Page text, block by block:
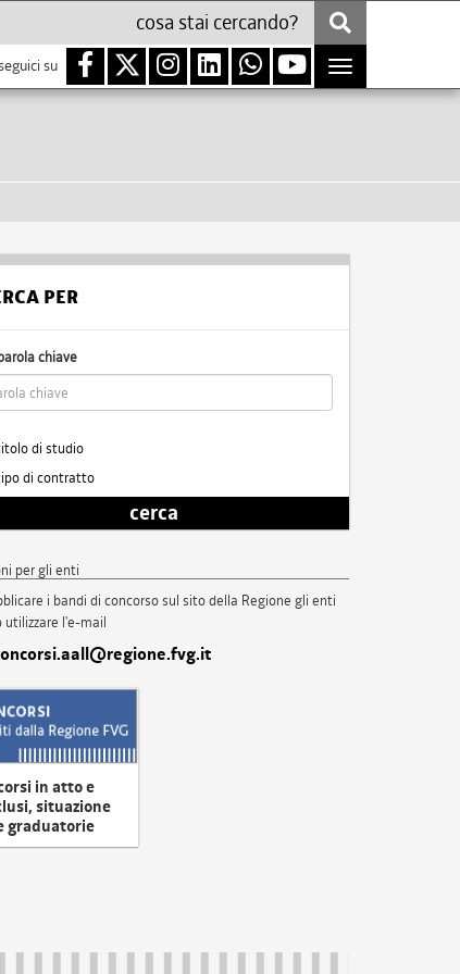
su
Toggle
navigation
PER
chiave
di studio
di contratto
cerca
per gli enti
i bandi di concorso sul sito della Regione gli enti
utilizzare l'e-mail
in atto e
situazione
graduatorie